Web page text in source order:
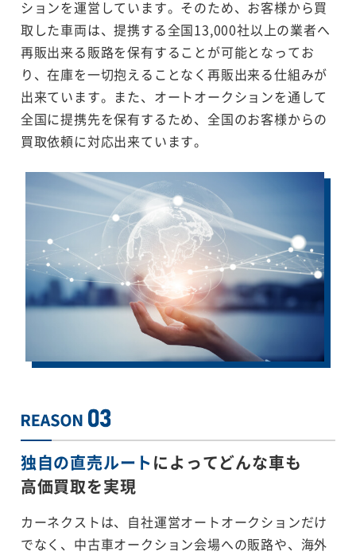
ションを運営しています。そのため、お客様から買
取した車両は、提携する全国13,000社以上の業者へ
再販出来る販路を保有することが可能となってお
り、在庫を一切抱えることなく再販出来る仕組みが
出来ています。また、オートオークションを通して
全国に提携先を保有するため、全国のお客様からの
買取依頼に対応出来ています。
独自の直売ルートによってどんな車も
高価買取を実現
カーネクストは、自社運営オートオークションだけ
でなく、中古車オークション会場への販路や、海外